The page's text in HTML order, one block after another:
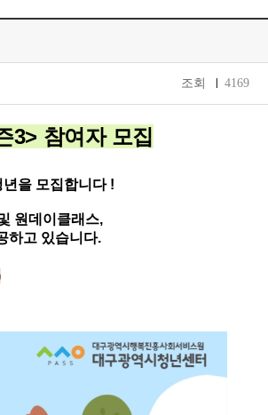
조회 4169
3> 참여자 모집
을 모집합니다 !
원데이클래스,
하고 있습니다.